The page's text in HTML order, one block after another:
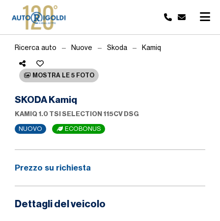
Ricerca auto Nuove Skoda Kamiq
MOSTRA LE 5 FOTO
SKODA Kamiq
KAMIQ 1.0 TSI SELECTION 115CV DSG
NUOVO ECOBONUS
Prezzo su richiesta
Dettagli del veicolo